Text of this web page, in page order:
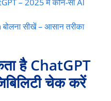
सीखें – आसान तरीका
है ChatGPT
चेक करें